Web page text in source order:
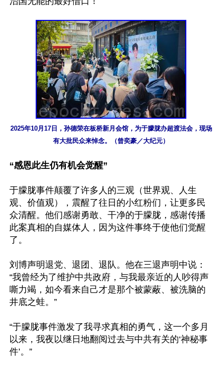
2025年10月17日，孙德荣在板桥新月会馆，为于朦胧办超渡法会，现场
有大批民众来悼念。（曾奕豪／大纪元）
“感恩此生仍有机会觉醒”
于朦胧事件颠覆了许多人的三观（世界观、人生
观、价值观），震醒了往日的小红粉们，让更多民
众清醒。他们感谢勇敢、干净的于朦胧，感谢传播
此案真相的自媒体人，因为这件事终于使他们觉醒
了。
刘博声明退党、退团、退队。他在三退声明中说：
“我曾经为了维护中共政府，与我最亲近的人吵得声
嘶力竭，如今看来自己才是那个被蒙蔽、被洗脑的
井底之蛙。”
“于朦胧事件激发了我寻求真相的勇气，这一个多月
以来，我夜以继日地翻阅过去与中共有关的‘神秘事
件’。”